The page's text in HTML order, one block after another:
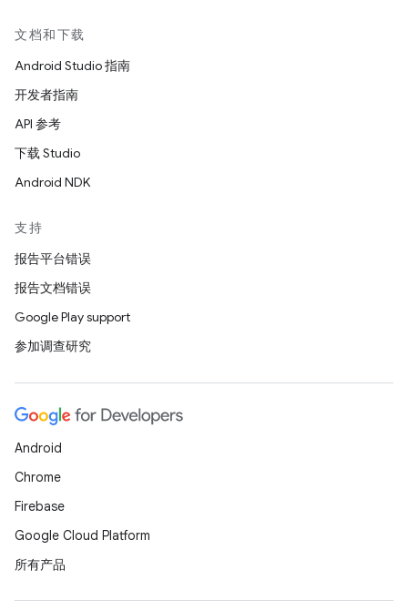
文档和下载
Android Studio 指南
开发者指南
API 参考
下载 Studio
Android NDK
支持
报告平台错误
报告文档错误
Google Play support
参加调查研究
Android
Chrome
Firebase
Google Cloud Platform
所有产品